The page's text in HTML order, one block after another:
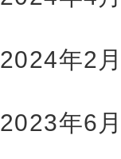
2024年2月
2023年6月